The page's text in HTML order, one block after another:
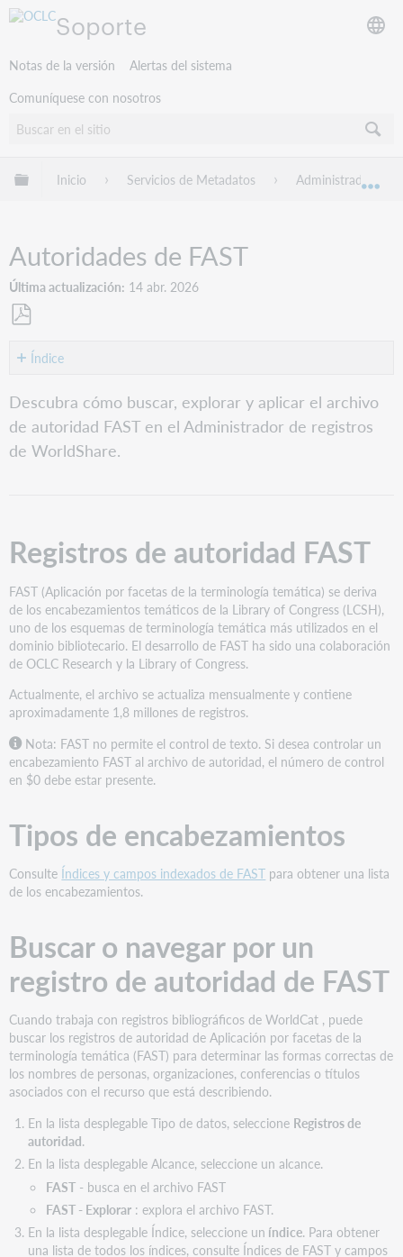
Soporte
Notas de la versión
Alertas del sistema
Comuníquese con nosotros
Expandir/contraer jerarquía global
Inicio Servicios de Metadatos Administrador de
Autoridades de FAST
Última actualización 14 abr. 2026
comoÍndice
Registros
de
autoridad
FAST
o
navegar
por
un
registro
de
autoridad
de
FAST
Aplicar
de
encabezamiento
de
de
FAST
un
registro
información
de
encabezamiento
autoridad
de
un
archivo
de
autoridad
Ingresar
manualmente
solo
encabezamiento
de
autoridad
Descubra cómo buscar, explorar y aplicar el archivo
de autoridad FAST en el Administrador de registros
de WorldShare.
Registros de autoridad FAST
FAST (Aplicación por facetas de la terminología temática) se deriva
de los encabezamientos temáticos de la Library of Congress (LCSH),
uno de los esquemas de terminología temática más utilizados en el
dominio bibliotecario. El desarrollo de FAST ha sido una colaboración
de OCLC Research y la Library of Congress.
Actualmente, el archivo se actualiza mensualmente y contiene
aproximadamente 1,8 millones de registros.
Nota: FAST no permite el control de texto. Si desea controlar un
encabezamiento FAST al archivo de autoridad, el número de control
en $0 debe estar presente.
Tipos de encabezamientos
Consulte Índices y campos indexados de FAST para obtener una lista
de los encabezamientos.
Buscar o navegar por un
registro de autoridad de FAST
Cuando trabaja con registros bibliográficos de WorldCat , puede
buscar los registros de autoridad de Aplicación por facetas de la
terminología temática (FAST) para determinar las formas correctas de
los nombres de personas, organizaciones, conferencias o títulos
asociados con el recurso que está describiendo.
En la lista desplegable Tipo de datos, seleccione Registros de
autoridad.
En la lista desplegable Alcance, seleccione un alcance.
FAST- busca en el archivo FAST
FAST - Explorar: explora el archivo FAST.
En la lista desplegable Índice, seleccione un índice. Para obtener
una lista de todos los índices, consulte Índices de FAST y campos